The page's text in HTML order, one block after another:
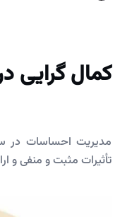
کمال گرایی
مدیریت احساسات در
تأثیرات مثبت و منفی و